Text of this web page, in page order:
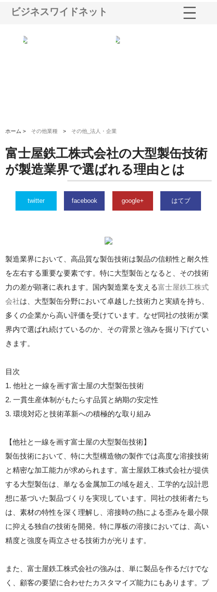
ビジネスワイドネット
ホーム > その他業種 > その他_法人・企業
富士屋鉄工株式会社の大型製缶技術
が製造業界で選ばれる理由とは
twitter facebook google+ はてブ
製造業界において、高品質な製缶技術は製品の信頼性と耐久性
を左右する重要な要素です。特に大型製缶となると、その技術
力の差が顕著に表れます。国内製造業を支える富士屋鉄工株式
会社は、大型製缶分野において卓越した技術力と実績を持ち、
多くの企業から高い評価を受けています。なぜ同社の技術が業
界内で選ばれ続けているのか、その背景と強みを掘り下げてい
きます。
目次
1. 他社と一線を画す富士屋の大型製缶技術
2. 一貫生産体制がもたらす品質と納期の安定性
3. 環境対応と技術革新への積極的な取り組み
【他社と一線を画す富士屋の大型製缶技術】
製缶技術において、特に大型構造物の製作では高度な溶接技術
と精密な加工能力が求められます。富士屋鉄工株式会社が提供
する大型製缶は、単なる金属加工の域を超え、工学的な設計思
想に基づいた製品づくりを実現しています。同社の技術者たち
は、素材の特性を深く理解し、溶接時の熱による歪みを最小限
に抑える独自の技術を開発。特に厚板の溶接においては、高い
精度と強度を両立させる技術力が光ります。
また、富士屋鉄工株式会社の強みは、単に製品を作るだけでな
く、顧客の要望に合わせたカスタマイズ能力にもあります。プ